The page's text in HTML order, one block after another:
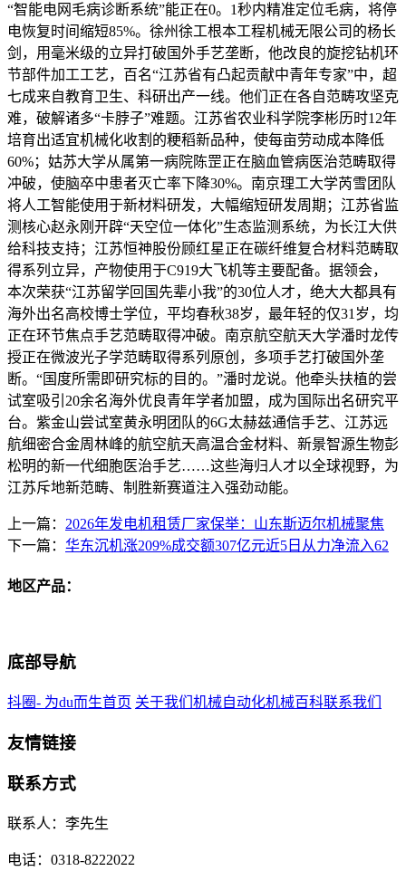
“智能电网毛病诊断系统”能正在0。1秒内精准定位毛病，将停
电恢复时间缩短85%。徐州徐工根本工程机械无限公司的杨长
剑，用毫米级的立异打破国外手艺垄断，他改良的旋挖钻机环
节部件加工工艺，百名“江苏省有凸起贡献中青年专家”中，超
七成来自教育卫生、科研出产一线。他们正在各自范畴攻坚克
难，破解诸多“卡脖子”难题。江苏省农业科学院李彬历时12年
培育出适宜机械化收割的粳稻新品种，使每亩劳动成本降低
60%；姑苏大学从属第一病院陈罡正在脑血管病医治范畴取得
冲破，使脑卒中患者灭亡率下降30%。南京理工大学芮雪团队
将人工智能使用于新材料研发，大幅缩短研发周期；江苏省监
测核心赵永刚开辟“天空位一体化”生态监测系统，为长江大供
给科技支持；江苏恒神股份顾红星正在碳纤维复合材料范畴取
得系列立异，产物使用于C919大飞机等主要配备。据领会，
本次荣获“江苏留学回国先辈小我”的30位人才，绝大大都具有
海外出名高校博士学位，平均春秋38岁，最年轻的仅31岁，均
正在环节焦点手艺范畴取得冲破。南京航空航天大学潘时龙传
授正在微波光子学范畴取得系列原创，多项手艺打破国外垄
断。“国度所需即研究标的目的。”潘时龙说。他牵头扶植的尝
试室吸引20余名海外优良青年学者加盟，成为国际出名研究平
台。紫金山尝试室黄永明团队的6G太赫兹通信手艺、江苏远
航细密合金周林峰的航空航天高温合金材料、新景智源生物彭
松明的新一代细胞医治手艺……这些海归人才以全球视野，为
江苏斥地新范畴、制胜新赛道注入强劲动能。
上一篇： 2026年发电机租赁厂家保举：山东斯迈尔机械聚焦
下一篇： 华东沉机涨209%成交额307亿元近5日从力净流入62
地区产品：
底部导航
抖圈- 为du而生首页 关于我们 机械自动化机械百科联系我们
友情链接
联系方式
联系人：李先生
电话：0318-8222022